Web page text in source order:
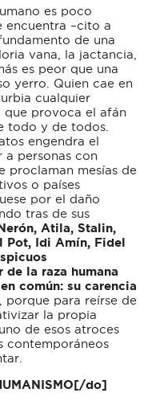
es poco
encuentra –cito a
de una
vana, la jactancia,
es peor que una
yerro. Quien cae en
cualquier
que provoca el afán
todo y de todos.
engendra el
a personas con
proclaman mesías de
o países
por el daño
tras de sus
Atila, Stalin,
Pot, Idi Amín, Fidel
de la raza humana
común: su carencia
porque para reírse de
la propia
de esos atroces
contemporáneos
do]